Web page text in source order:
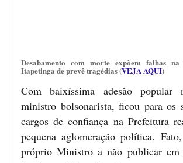
Desabamento com morte expõem falhas
Itapetinga de prevê tragédias (VEJA AQUI)
Com baixíssima adesão
ministro bolsonarista, ficou para os
cargos de confiança na Prefeitura
pequena aglomeração política.
próprio Ministro a não publicar em